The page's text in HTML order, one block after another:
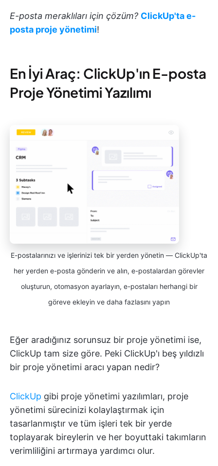
E-posta meraklıları için çözüm? ClickUp'ta e-
posta proje yönetimi!
En İyi Araç: ClickUp'ın E-posta
Proje Yönetimi Yazılımı
E-postalarınızı ve işlerinizi tek bir yerden yönetin — ClickUp'ta
her yerden e-posta gönderin ve alın, e-postalardan görevler
oluşturun, otomasyon ayarlayın, e-postaları herhangi bir
göreve ekleyin ve daha fazlasını yapın
Eğer aradığınız sorunsuz bir proje yönetimi ise,
ClickUp tam size göre. Peki ClickUp'ı beş yıldızlı
bir proje yönetimi aracı yapan nedir?
ClickUp gibi proje yönetimi yazılımları, proje
yönetimi sürecinizi kolaylaştırmak için
tasarlanmıştır ve tüm işleri tek bir yerde
toplayarak bireylerin ve her boyuttaki takımların
verimliliğini artırmaya yardımcı olur.